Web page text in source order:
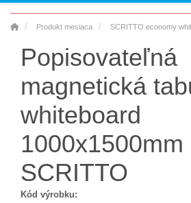
Produkt mesiaca SCRITTO economy
Popisovateľná
magnetická
whiteboard
1000x1500mm
SCRITTO
Kód výrobku: